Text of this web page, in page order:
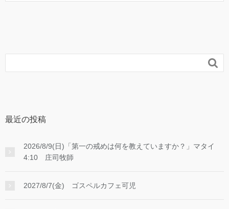

最近の投稿
2026/8/9(日)「第一の戒めは何を教えていますか？」マタイ
4:10 庄司牧師
2027/8/7(金) ゴスペルカフェ可児